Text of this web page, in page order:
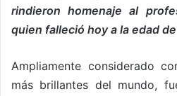
rindieron homenaje al
quien falleció hoy a la edad
Ampliamente considerado
más brillantes del mundo,